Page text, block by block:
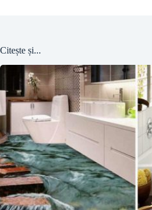
Citește și...